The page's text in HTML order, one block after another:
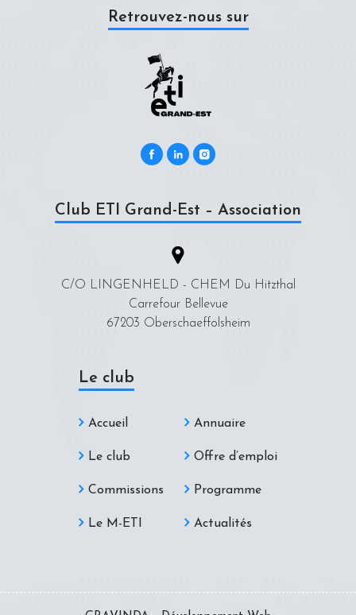
Retrouvez-nous sur
Club ETI Grand-Est – Association
C/O LINGENHELD - CHEM Du Hitzthal
Carrefour Bellevue
67203 Oberschaeffolsheim
Le club
Accueil
Le club
Commissions
Le M-ETI
Annuaire
Offre d’emploi
Programme
Actualités